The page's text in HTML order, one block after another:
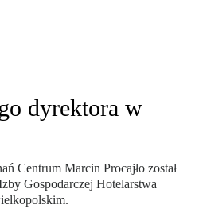
dyrektora w
Centrum Marcin Procajło został
Gospodarczej Hotelarstwa